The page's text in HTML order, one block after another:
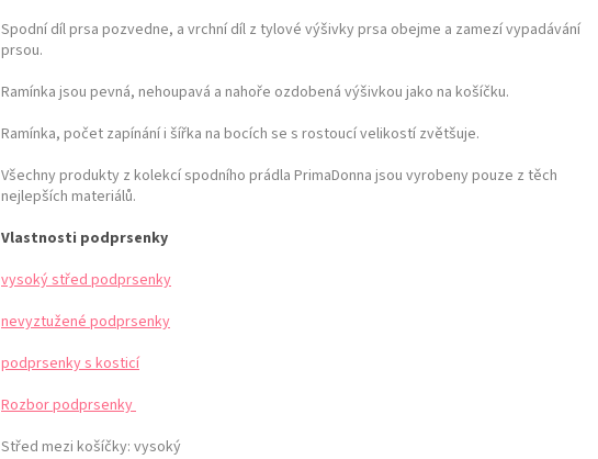
Spodní díl prsa pozvedne, a vrchní díl z tylové výšivky prsa obejme a zamezí vypadávání
prsou.
Ramínka jsou pevná, nehoupavá a nahoře ozdobená výšivkou jako na košíčku.
Ramínka, počet zapínání i šířka na bocích se s rostoucí velikostí zvětšuje.
Všechny produkty z kolekcí spodního prádla PrimaDonna jsou vyrobeny pouze z těch
nejlepších materiálů.
Vlastnosti podprsenky
vysoký střed podprsenky
nevyztužené podprsenky
podprsenky s kosticí
Rozbor podprsenky
Střed mezi košíčky: vysoký